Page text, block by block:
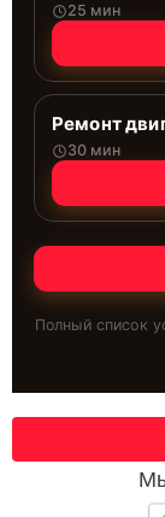
25 мин
Ремонт
30 мин
Полный список